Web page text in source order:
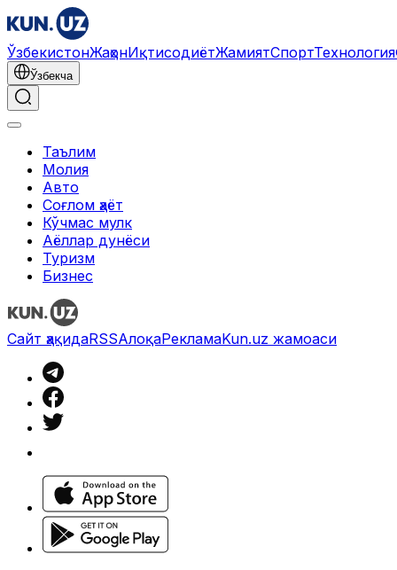
ЎзбекистонЖаҳонИқтисодиётЖамиятСпортТехнология
Ўзбекча
Таълим
Молия
Авто
Соғлом ҳаёт
Кўчмас мулк
Аёллар дунёси
Туризм
Бизнес
Сайт ҳақидаRSSАлоқаРекламаKun.uz жамоаси